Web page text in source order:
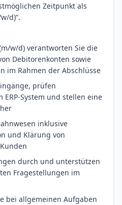
Zeitpunkt als
d)“.
w/d) verantworten Sie die
Debitorenkonten sowie
im Rahmen der Abschlüsse
prüfen
ERP-System und stellen eine
inklusive
und Klärung von
durch und unterstützen
Fragestellungen im
bei allgemeinen Aufgaben